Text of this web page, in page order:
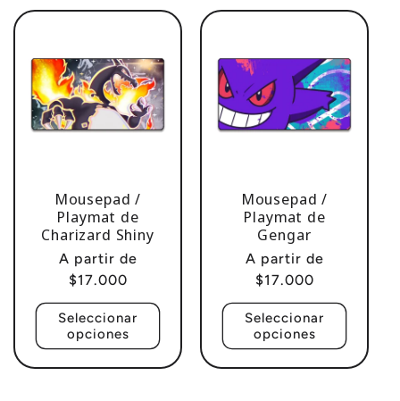
Mousepad /
Playmat de
Charizard Shiny
Precio
habitual
A partir de
$17.000
Seleccionar
opciones
Mousepad /
Playmat de
Gengar
Precio
habitual
A partir de
$17.000
Seleccionar
opciones